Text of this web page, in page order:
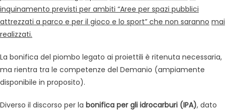
inquinamento previsti per ambiti “Aree per spazi pubblici
attrezzati a parco e per il gioco e lo sport” che non saranno mai
realizzati.
La bonifica del piombo legato ai proiettili è ritenuta necessaria,
ma rientra tra le competenze del Demanio (ampiamente
disponibile in proposito).
Diverso il discorso per la bonifica per gli idrocarburi (IPA), dato